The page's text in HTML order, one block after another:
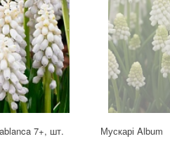
7+, шт. Мускарі Album